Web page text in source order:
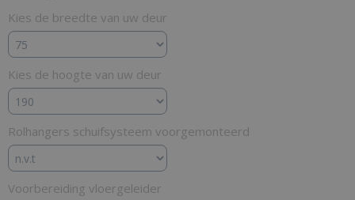
Kies de breedte van uw deur
Kies de hoogte van uw deur
Rolhangers schuifsysteem voorgemonteerd
Voorbereiding vloergeleider